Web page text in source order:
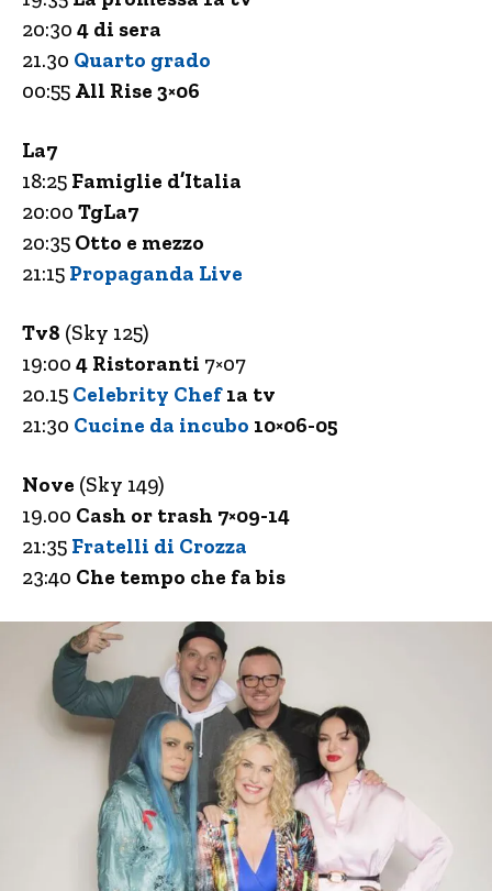
20:30 4 di sera
21.30 Quarto grado
00:55 All Rise 3×06
La7
18:25 Famiglie d’Italia
20:00 TgLa7
20:35 Otto e mezzo
21:15 Propaganda Live
Tv8 (Sky 125)
19:00 4 Ristoranti 7×07
20.15 Celebrity Chef1a tv
21:30 Cucine da incubo 10×06-05
Nove (Sky 149)
19.00 Cash or trash 7×09-14
21:35 Fratelli di Crozza
23:40 Che tempo che fa bis